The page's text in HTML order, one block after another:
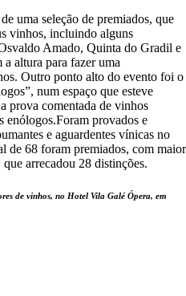
uma seleção de premiados, que
vinhos, incluindo alguns
Amado, Quinta do Gradil e
altura para fazer uma
Outro ponto alto do evento foi o
num espaço que esteve
prova comentada de vinhos
enólogos.Foram provados e
e aguardentes vínicas no
de 68 foram premiados, com maior
arrecadou 28 distinções.
de vinhos, no Hotel Vila Galé Ópera, em